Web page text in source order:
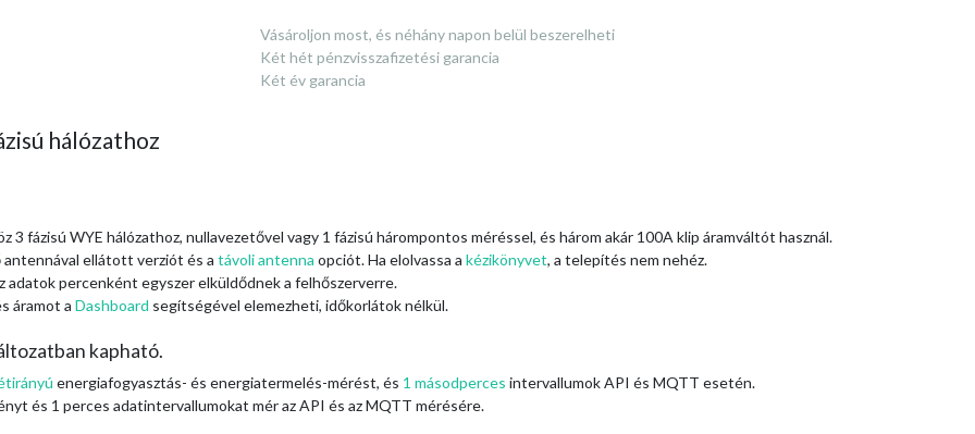
Vásároljon most, és néhány napon belül beszerelheti
Két hét pénzvisszafizetési garancia
Két év garancia
hálózathoz
3 fázisú WYE hálózathoz, nullavezetővel vagy 1 fázisú hárompontos méréssel, és három akár 100A klip áramváltót használ.
ellátott verziót és a távoli antenna opciót. Ha elolvassa a kézikönyvet, a telepítés nem nehéz.
adatok percenként egyszer elküldődnek a felhőszerverre.
áramot a Dashboard segítségével elemezheti, időkorlátok nélkül.
kapható.
energiafogyasztás- és energiatermelés-mérést, és 1 másodperces intervallumok API és MQTT esetén.
és 1 perces adatintervallumokat mér az API és az MQTT mérésére.